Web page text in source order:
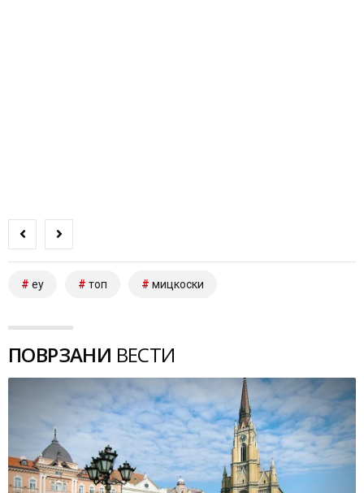
еу топ мицкоски
ПОВРЗАНИ ВЕСТИ